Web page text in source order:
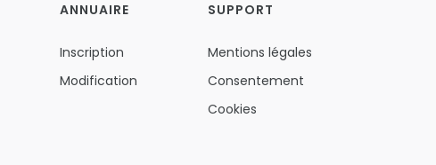
ANNUAIRE
Inscription
Modification
SUPPORT
Mentions légales
Consentement
Cookies